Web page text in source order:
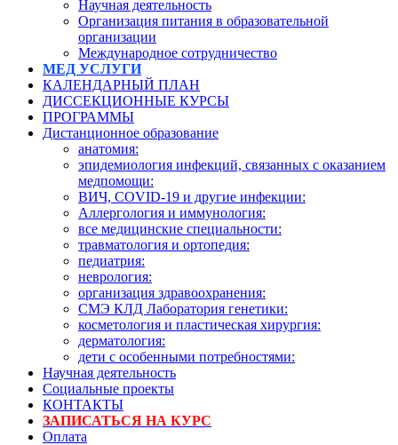
Научная деятельность
Организация питания в образовательной
организации
Международное сотрудничество
МЕД УСЛУГИ
КАЛЕНДАРНЫЙ ПЛАН
ДИССЕКЦИОННЫЕ КУРСЫ
ПРОГРАММЫ
Дистанционное образование
анатомия:
эпидемиология инфекций, связанных с оказанием
медпомощи:
ВИЧ, COVID-19 и другие инфекции:
Аллергология и иммунология:
все медицинские специальности:
травматология и ортопедия:
педиатрия:
неврология:
организация здравоохранения:
СМЭ КЛД Лаборатория генетики:
косметология и пластическая хирургия:
дерматология:
дети с особенными потребностями:
Научная деятельность
Социальные проекты
КОНТАКТЫ
ЗАПИСАТЬСЯ НА КУРС
Оплата